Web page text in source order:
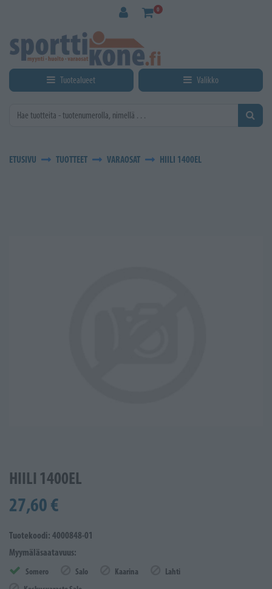
0
Tuotealueet Valikko
ETUSIVU TUOTTEET VARAOSAT HIILI 1400EL
HIILI 1400EL
27,60 €
Tuotekoodi: 4000848-01
Myymäläsaatavuus:
Somero Salo Kaarina
Lahti